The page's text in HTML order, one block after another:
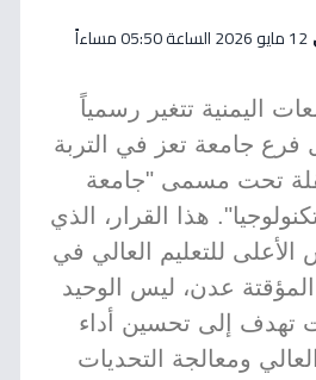
12 مايو 2026 الساعة 05:50 مساءاً
اليمنية تتغير رسمياً
فرع جامعة تعز في التربة
تحت مسمى "جامعة
هذا القرار، الذي
للتعليم العالي في
المؤقتة عدن، ليس الوحيد
تهدف إلى تحسين أداء
ومعالجة التحديات